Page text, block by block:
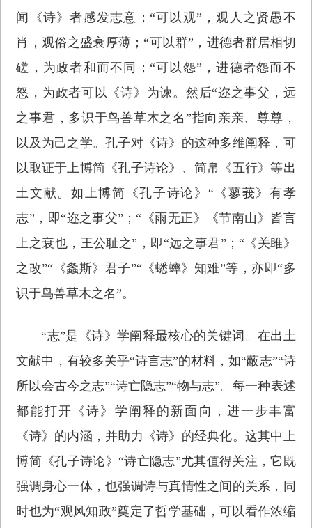
闻《诗》者感发志意；“可以观”，观人之贤愚不
肖，观俗之盛衰厚薄；“可以群”，进德者群居相切
磋，为政者和而不同；“可以怨”，进德者怨而不
怒，为政者可以《诗》为谏。然后“迩之事父，远
之事君，多识于鸟兽草木之名”指向亲亲、尊尊，
以及为己之学。孔子对《诗》的这种多维阐释，可
以取证于上博简《孔子诗论》、简帛《五行》等出
土文献。如上博简《孔子诗论》“《蓼莪》有孝
志”，即“迩之事父”；“《雨无正》《节南山》皆言
上之衰也，王公耻之”，即“远之事君”；“《关雎》
之改”“《螽斯》君子”“《蟋蟀》知难”等，亦即“多
识于鸟兽草木之名”。
“志”是《诗》学阐释最核心的关键词。在出土
文献中，有较多关乎“诗言志”的材料，如“蔽志”“诗
所以会古今之志”“诗亡隐志”“物与志”。每一种表述
都能打开《诗》学阐释的新面向，进一步丰富
《诗》的内涵，并助力《诗》的经典化。这其中上
博简《孔子诗论》“诗亡隐志”尤其值得关注，它既
强调身心一体，也强调诗与真情性之间的关系，同
时也为“观风知政”奠定了哲学基础，可以看作浓缩